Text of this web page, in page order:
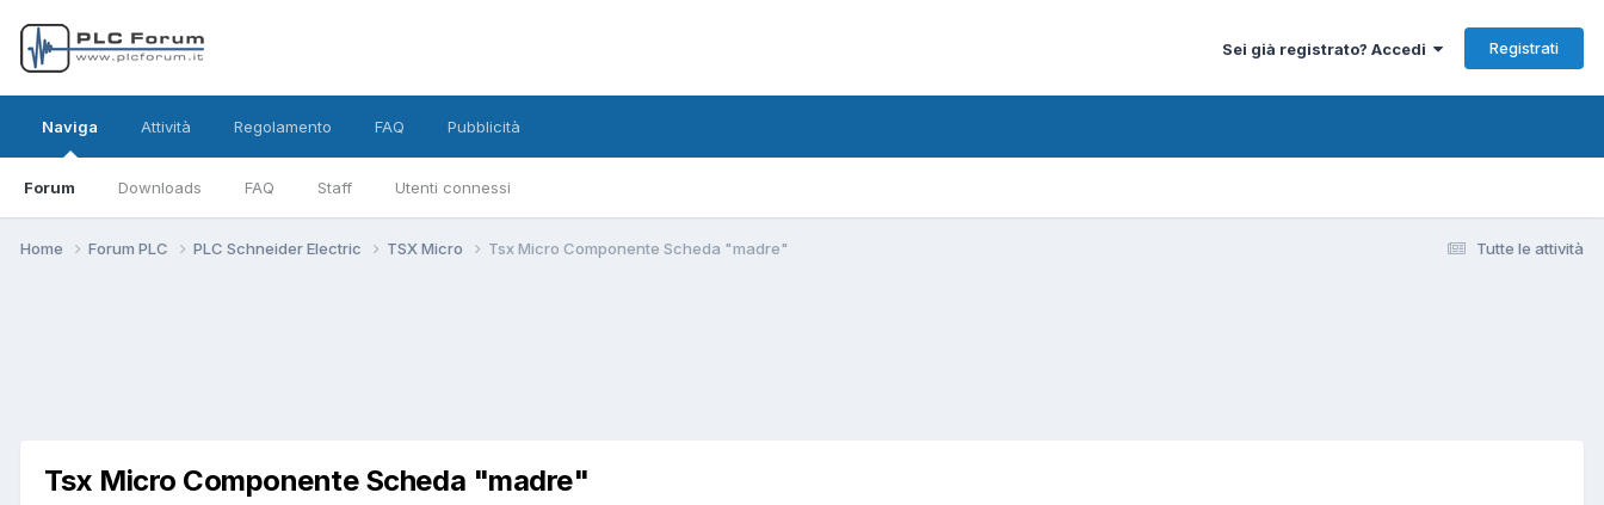
Sei già registrato? Accedi Registrati
Naviga
Forum Downloads FAQ Staff Utenti connessi
Attività Regolamento FAQ Pubblicità
Tutte le attività
Home Forum PLC PLC Schneider Electric TSX Micro Tsx Micro Componente Scheda "madre"
Tsx Micro Componente Scheda "madre"